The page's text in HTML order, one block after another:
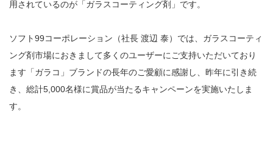
用されているのが「ガラスコーティング剤」です。
ソフト99コーポレーション（社長 渡辺 泰）では、ガラスコーティ
ング剤市場におきまして多くのユーザーにご支持いただいており
ます「ガラコ」ブランドの長年のご愛顧に感謝し、昨年に引き続
き、総計5,000名様に賞品が当たるキャンペーンを実施いたしま
す。